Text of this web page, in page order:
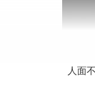
人面